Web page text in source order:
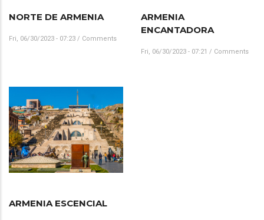
NORTE DE ARMENIA
Fri, 06/30/2023 - 07:23 / Comments
ARMENIA
ENCANTADORA
Fri, 06/30/2023 - 07:21 / Comments
ARMENIA ESCENCIAL